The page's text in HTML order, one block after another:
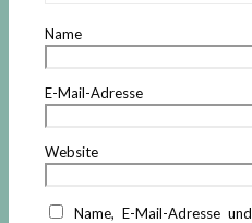
Name
E-Mail-Adresse
Website
Name, E-Mail-Adresse und